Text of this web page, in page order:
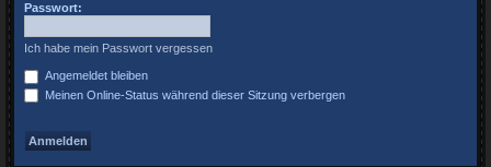
Passwort:
Ich habe mein Passwort vergessen
Angemeldet bleiben
Meinen Online-Status während dieser Sitzung verbergen